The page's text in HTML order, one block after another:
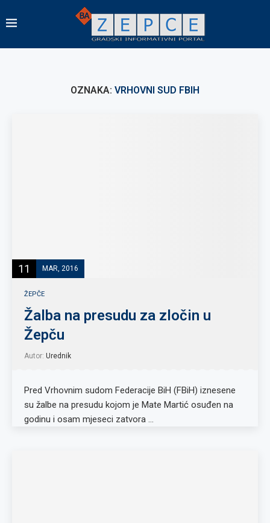
OZNAKA: VRHOVNI SUD FBIH
11 MAR, 2016
ŽEPČE
Žalba na presudu za zločin u
Žepču
Autor: Urednik
Pred Vrhovnim sudom Federacije BiH (FBiH) iznesene
su žalbe na presudu kojom je Mate Martić osuđen na
godinu i osam mjeseci zatvora …